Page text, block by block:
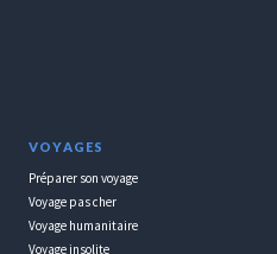
VOYAGES
Préparer son voyage
Voyage pas cher
Voyage humanitaire
Voyage insolite